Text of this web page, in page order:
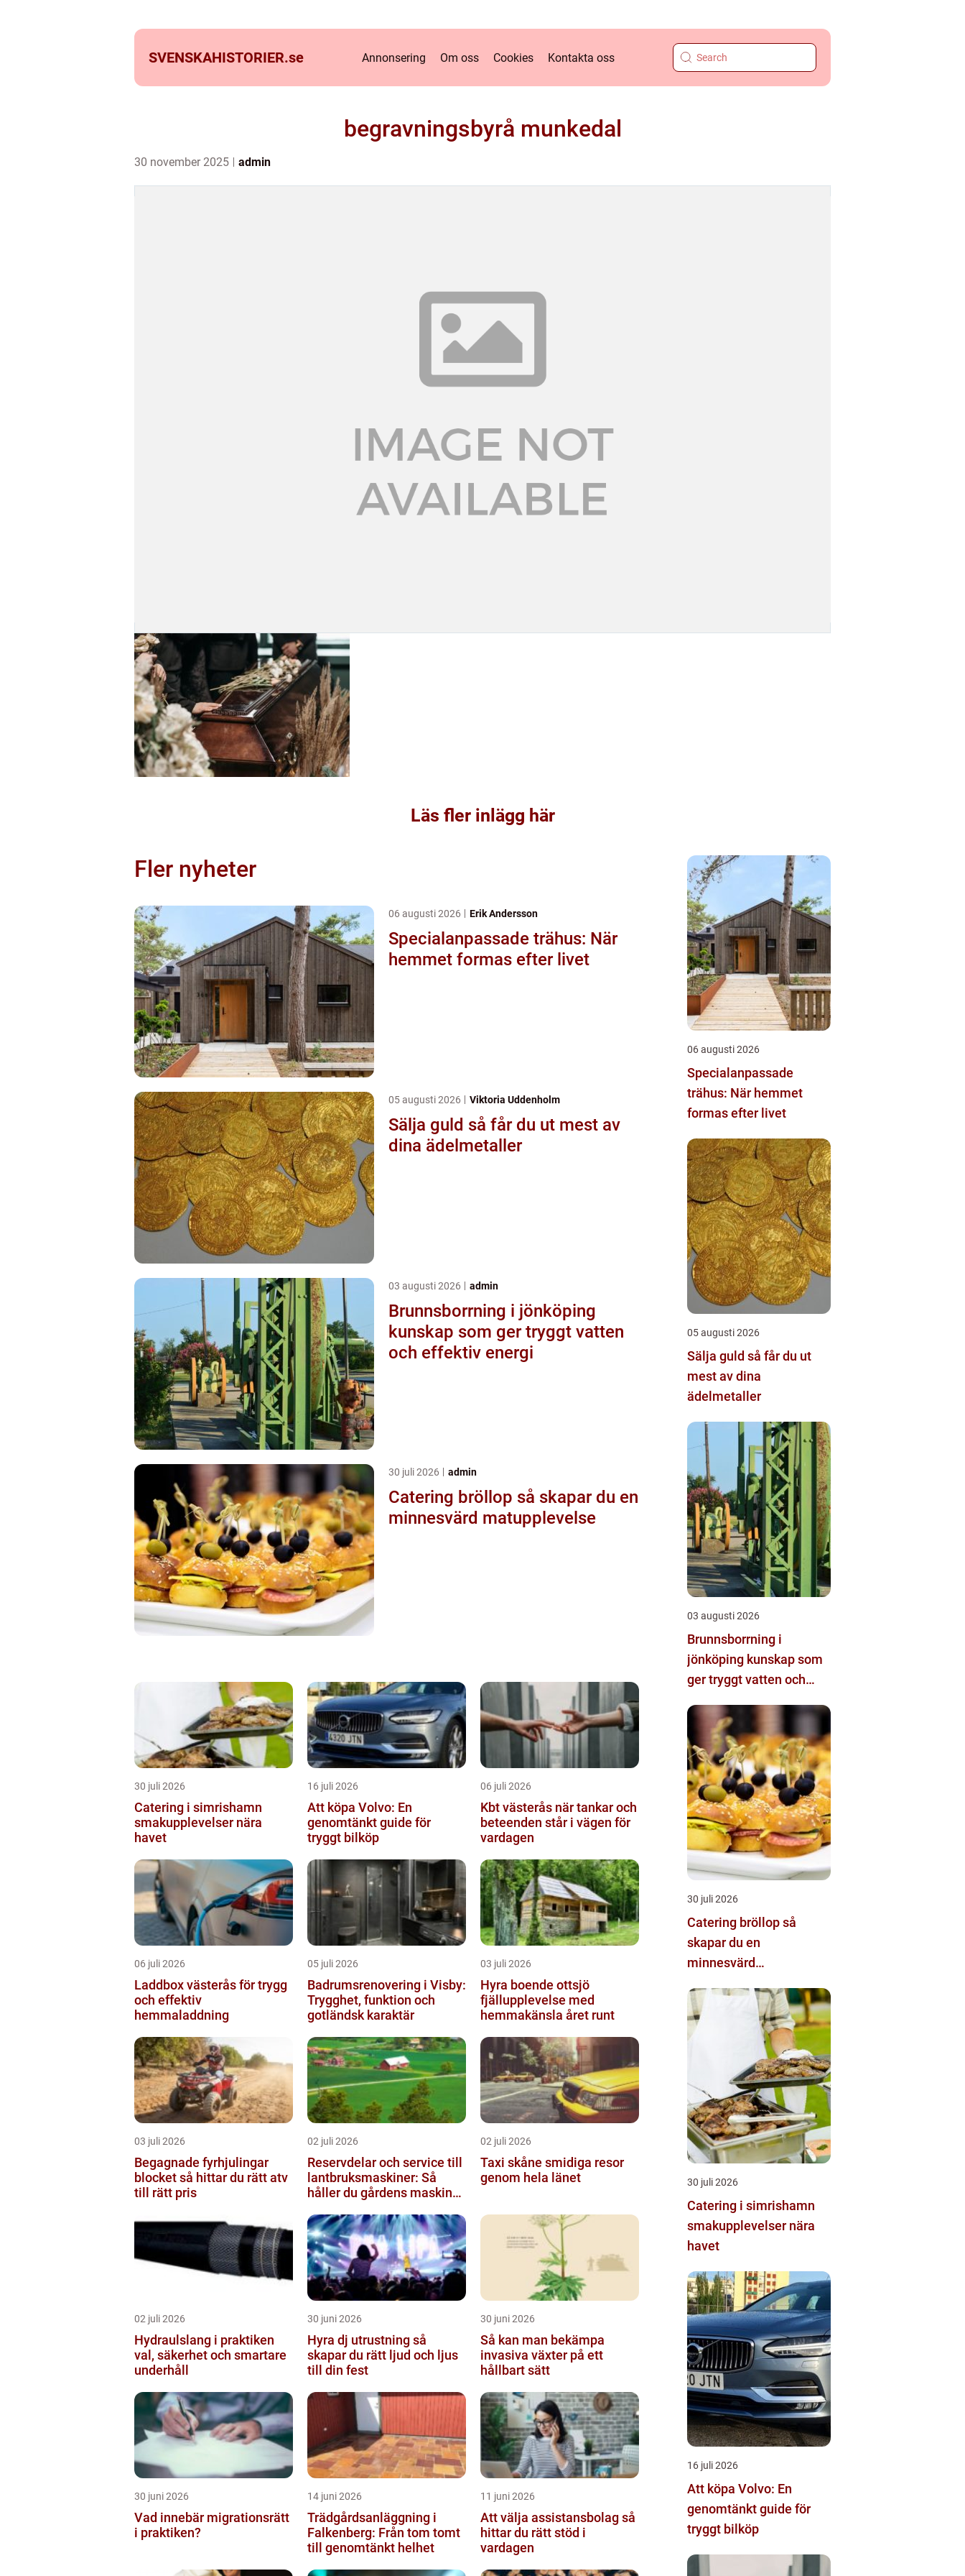
SVENSKAHISTORIER.se Annonsering Om oss Cookies Kontakta oss
begravningsbyrå munkedal
30 november 2025 admin
Läs fler inlägg här
Fler nyheter
06 augusti 2026 Erik Andersson
Specialanpassade trähus: När
hemmet formas efter livet
05 augusti 2026 Viktoria Uddenholm
Sälja guld så får du ut mest av
dina ädelmetaller
03 augusti 2026 admin
Brunnsborrning i jönköping
kunskap som ger tryggt vatten
och effektiv energi
30 juli 2026 admin
Catering bröllop så skapar du en
minnesvärd matupplevelse
30 juli 2026
Catering i simrishamn
smakupplevelser nära
havet
16 juli 2026
Att köpa Volvo: En
genomtänkt guide för
tryggt bilköp
06 juli 2026
Kbt västerås när tankar och
beteenden står i vägen för
vardagen
06 juli 2026
Laddbox västerås för trygg
och effektiv
hemmaladdning
05 juli 2026
Badrumsrenovering i Visby:
Trygghet, funktion och
gotländsk karaktär
03 juli 2026
Hyra boende ottsjö
fjällupplevelse med
hemmakänsla året runt
03 juli 2026
Begagnade fyrhjulingar
blocket så hittar du rätt atv
till rätt pris
02 juli 2026
Reservdelar och service till
lantbruksmaskiner: Så
håller du gårdens maskiner
02 juli 2026
Taxi skåne smidiga resor
genom hela länet
02 juli 2026
Hydraulslang i praktiken
val, säkerhet och smartare
underhåll
30 juni 2026
Hyra dj utrustning så
skapar du rätt ljud och ljus
till din fest
30 juni 2026
Så kan man bekämpa
invasiva växter på ett
hållbart sätt
30 juni 2026
Vad innebär migrationsrätt
i praktiken?
14 juni 2026
Trädgårdsanläggning i
Falkenberg: Från tom tomt
till genomtänkt helhet
11 juni 2026
Att välja assistansbolag så
hittar du rätt stöd i
vardagen
06 augusti 2026
Specialanpassade
trähus: När hemmet
formas efter livet
05 augusti 2026
Sälja guld så får du ut
mest av dina
ädelmetaller
03 augusti 2026
Brunnsborrning i
jönköping kunskap som
ger tryggt vatten och
30 juli 2026
Catering bröllop så
skapar du en
minnesvärd
30 juli 2026
Catering i simrishamn
smakupplevelser nära
havet
16 juli 2026
Att köpa Volvo: En
genomtänkt guide för
tryggt bilköp